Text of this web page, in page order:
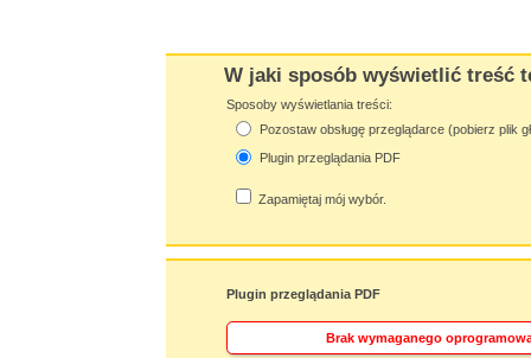
W jaki sposób wyświetlić treść
Sposoby wyświetlania treści:
Pozostaw obsługę przeglądarce (pobierz plik
Plugin przeglądania PDF
Zapamiętaj mój wybór.
Plugin przeglądania PDF
Brak wymaganego